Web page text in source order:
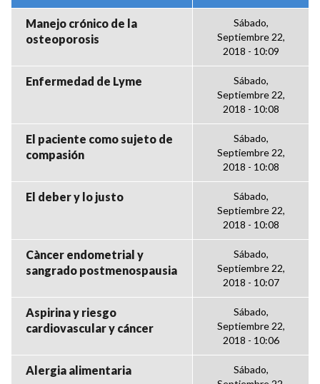
Manejo crónico de la
osteoporosis
Sábado,
Septiembre 22,
2018 - 10:09
Enfermedad de Lyme
Sábado,
Septiembre 22,
2018 - 10:08
El paciente como sujeto de
compasión
Sábado,
Septiembre 22,
2018 - 10:08
El deber y lo justo
Sábado,
Septiembre 22,
2018 - 10:08
Càncer endometrial y
sangrado postmenospausia
Sábado,
Septiembre 22,
2018 - 10:07
Aspirina y riesgo
cardiovascular y cáncer
Sábado,
Septiembre 22,
2018 - 10:06
Alergia alimentaria
Sábado,